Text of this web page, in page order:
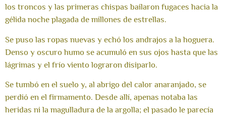
los troncos y las primeras chispas bailaron fugaces hacia la
gélida noche plagada de millones de estrellas.
Se puso las ropas nuevas y echó los andrajos a la hoguera.
Denso y oscuro humo se acumuló en sus ojos hasta que las
lágrimas y el frío viento lograron disiparlo.
Se tumbó en el suelo y, al abrigo del calor anaranjado, se
perdió en el firmamento. Desde allí, apenas notaba las
heridas ni la magulladura de la argolla; el pasado le parecía